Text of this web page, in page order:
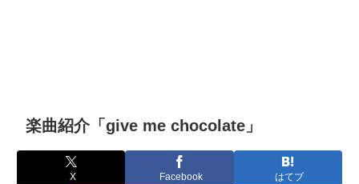
楽曲紹介「give me chocolate」
X Facebook はてブ